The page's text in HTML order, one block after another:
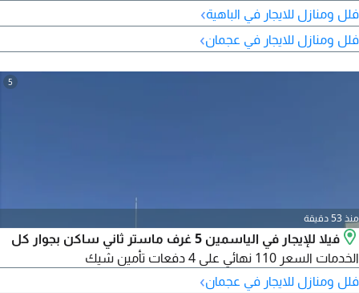
فلل ومنازل للايجار في الباهية›
فلل ومنازل للايجار في عجمان›
5
منذ 53 دقيقة
فيلا للإيجار في الياسمين 5 غرف ماستر ثاني ساكن بجوار كل
الخدمات السعر 110 نهائي على 4 دفعات تأمين شيك
فلل ومنازل للايجار في عجمان›